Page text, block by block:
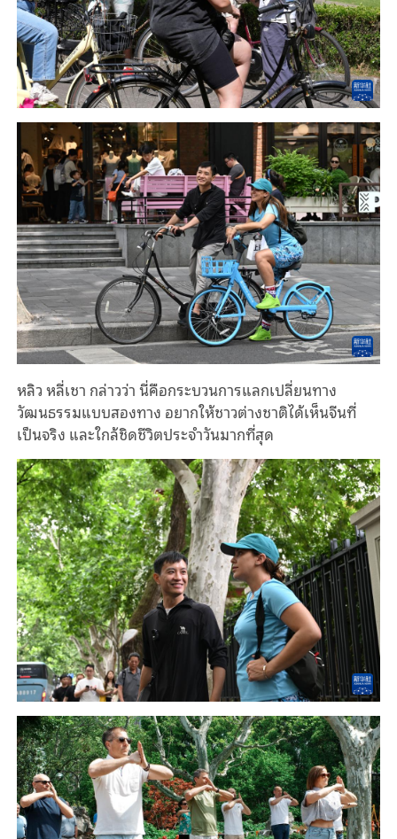
หลิว หลี่เชา กล่าวว่า นี่คือกระบวนการแลกเปลี่ยนทาง
วัฒนธรรมแบบสองทาง อยากให้ชาวต่างชาติได้เห็นจีนที่
เป็นจริง และใกล้ชิดชีวิตประจำวันมากที่สุด